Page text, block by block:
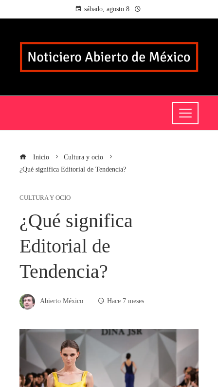
sábado, agosto 8
Inicio
Cultura y ocio
¿Qué significa Editorial de Tendencia?
CULTURA Y OCIO
¿Qué significa
Editorial de
Tendencia?
Abierto México Hace 7 meses